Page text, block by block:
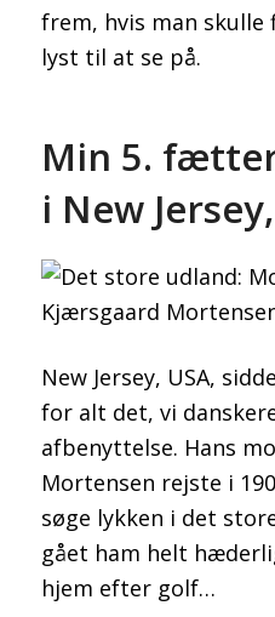
frem, hvis man skulle
lyst til at se på.
Min 5.
i New
New Jersey, USA,
for alt det, vi
afbenyttelse. Hans
Mortensen rejste i
søge lykken i det
gået ham helt
hjem efter golf…